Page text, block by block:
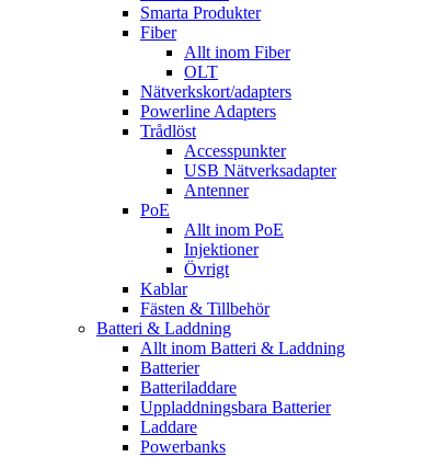
Smarta Produkter
Fiber
Allt inom Fiber
OLT
Nätverkskort/adapters
Powerline Adapters
Trådlöst
Accesspunkter
USB Nätverksadapter
Antenner
PoE
Allt inom PoE
Injektioner
Övrigt
Kablar
Fästen & Tillbehör
Batteri & Laddning
Allt inom Batteri & Laddning
Batterier
Batteriladdare
Uppladdningsbara Batterier
Laddare
Powerbanks